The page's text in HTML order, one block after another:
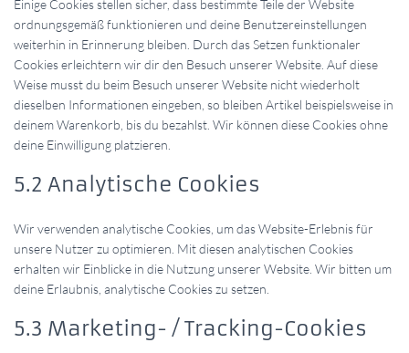
Einige Cookies stellen sicher, dass bestimmte Teile der Website
ordnungsgemäß funktionieren und deine Benutzereinstellungen
weiterhin in Erinnerung bleiben. Durch das Setzen funktionaler
Cookies erleichtern wir dir den Besuch unserer Website. Auf diese
Weise musst du beim Besuch unserer Website nicht wiederholt
dieselben Informationen eingeben, so bleiben Artikel beispielsweise in
deinem Warenkorb, bis du bezahlst. Wir können diese Cookies ohne
deine Einwilligung platzieren.
5.2 Analytische Cookies
Wir verwenden analytische Cookies, um das Website-Erlebnis für
unsere Nutzer zu optimieren. Mit diesen analytischen Cookies
erhalten wir Einblicke in die Nutzung unserer Website. Wir bitten um
deine Erlaubnis, analytische Cookies zu setzen.
5.3 Marketing- / Tracking-Cookies